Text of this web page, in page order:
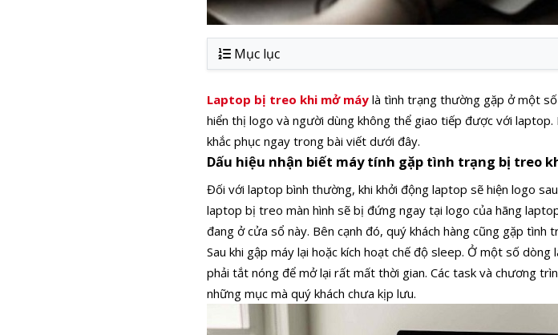
Mục lục
Laptop bị treo khi mở máy là tình trạng thường gặp ở một
hiển thị logo và người dùng không thể giao tiếp được với
khắc phục ngay trong bài viết dưới đây.
Dấu hiệu nhận biết máy tính gặp tình trạng bị treo
Đối với laptop bình thường, khi khởi động laptop sẽ hiện logo
laptop bị treo màn hình sẽ bị đứng ngay tại logo của hãng
đang ở cửa sổ này. Bên cạnh đó, quý khách hàng cũng gặp
Sau khi gập máy lại hoặc kích hoạt chế độ sleep. Ở một số
phải tắt nóng để mở lại rất mất thời gian. Các task và chương
những mục mà quý khách chưa kịp lưu.